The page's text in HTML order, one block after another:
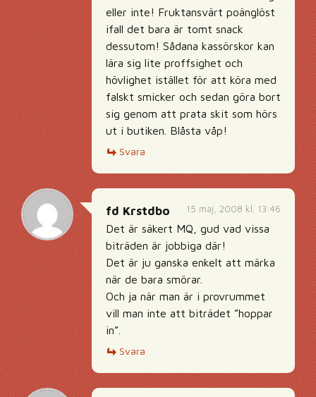
eller inte! Fruktansvärt poänglöst
ifall det bara är tomt snack
dessutom! Sådana kassörskor kan
lära sig lite proffsighet och
hövlighet istället för att köra med
falskt smicker och sedan göra bort
sig genom att prata skit som hörs
ut i butiken. Blåsta våp!
Svara
15 maj, 2008 kl. 13:46
fd Krstdbo
Det är säkert MQ, gud vad vissa
biträden är jobbiga där!
Det är ju ganska enkelt att märka
när de bara smörar.
Och ja när man är i provrummet
vill man inte att biträdet ”hoppar
in”.
Svara